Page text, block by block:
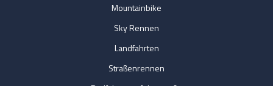
Mountainbike
Sky Rennen
Landfahrten
Straßenrennen